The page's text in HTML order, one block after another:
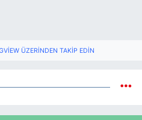
ÜZERINDEN TAKIP EDIN